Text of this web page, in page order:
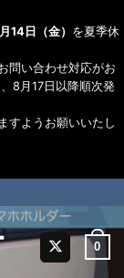
14日（金） を夏季休
問い合わせ対応がお
8月17日以降順次発
すようお願いいたし
0